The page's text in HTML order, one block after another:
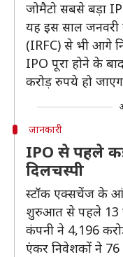
जोमैटो सबसे बड़ा
यह इस साल जनवरी
(IRFC) से भी आगे
IPO पूरा होने के
करोड़ रुपये हो
जानकारी
IPO से पहले
दिलचस्पी
स्टॉक एक्सचेंज के
शुरुआत से पहले 13
कंपनी ने 4,196
एंकर निवेशकों ने 76